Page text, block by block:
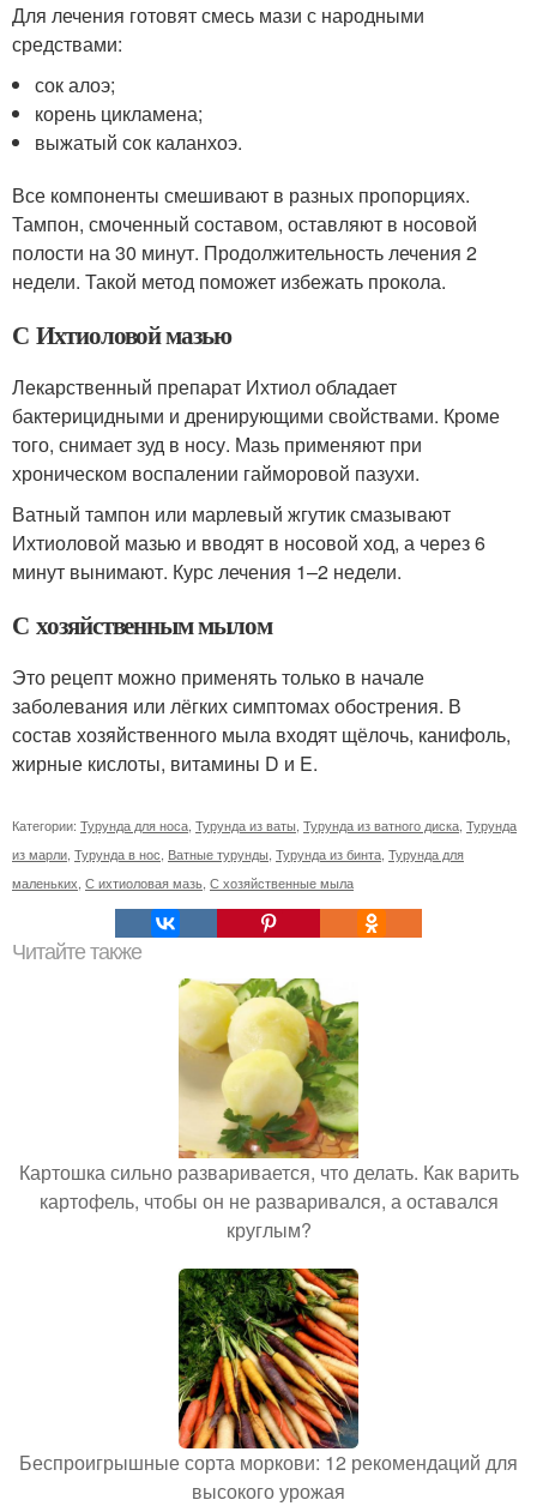
Для лечения готовят смесь мази с народными
средствами:
сок алоэ;
корень цикламена;
выжатый сок каланхоэ.
Все компоненты смешивают в разных пропорциях.
Тампон, смоченный составом, оставляют в носовой
полости на 30 минут. Продолжительность лечения 2
недели. Такой метод поможет избежать прокола.
С Ихтиоловой мазью
Лекарственный препарат Ихтиол обладает
бактерицидными и дренирующими свойствами. Кроме
того, снимает зуд в носу. Мазь применяют при
хроническом воспалении гайморовой пазухи.
Ватный тампон или марлевый жгутик смазывают
Ихтиоловой мазью и вводят в носовой ход, а через 6
минут вынимают. Курс лечения 1–2 недели.
С хозяйственным мылом
Это рецепт можно применять только в начале
заболевания или лёгких симптомах обострения. В
состав хозяйственного мыла входят щёлочь, канифоль,
жирные кислоты, витамины D и E.
Категории: Турунда для носа Турунда из ваты Турунда из ватного диска Турунда
из марли Турунда в нос Ватные турунды Турунда из бинта Турунда для
маленьких С ихтиоловая мазь С хозяйственные мыла
Читайте также
Картошка сильно разваривается, что делать. Как варить
картофель, чтобы он не разваривался, а оставался
круглым?
Беспроигрышные сорта моркови: 12 рекомендаций для
высокого урожая